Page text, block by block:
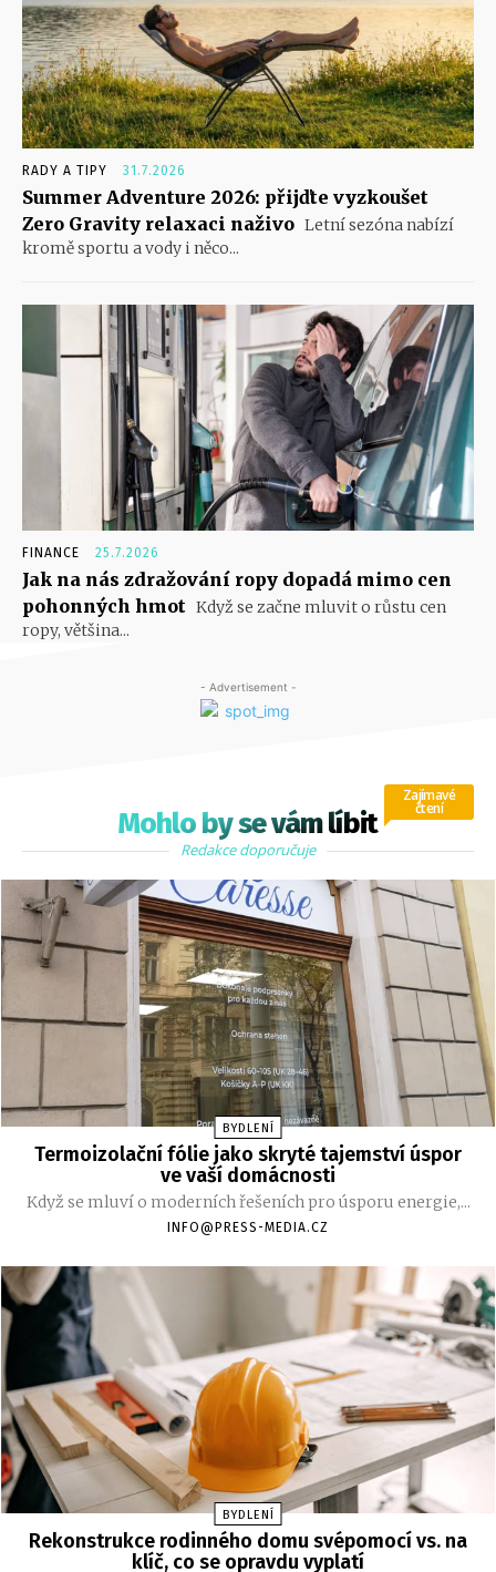
RADY A TIPY 31.7.2026
Summer Adventure 2026: přijďte vyzkoušet
Zero Gravity relaxaci naživo Letní sezóna nabízí
kromě sportu a vody i něco...
FINANCE 25.7.2026
Jak na nás zdražování ropy dopadá mimo cen
pohonných hmot Když se začne mluvit o růstu cen
ropy, většina...
- Advertisement -
Mohlo by se vám líbit
Zajímavé
čtení
Redakce doporučuje
BYDLENÍ
Termoizolační fólie jako skryté tajemství úspor
ve vaší domácnosti
Když se mluví o moderních řešeních pro úsporu energie,...
INFO@PRESS-MEDIA.CZ
BYDLENÍ
Rekonstrukce rodinného domu svépomocí vs. na
klíč, co se opravdu vyplatí